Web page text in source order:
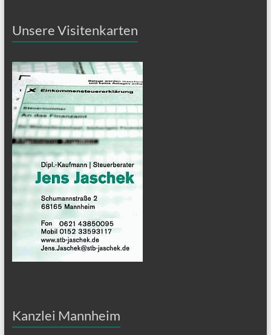
Unsere Visitenkarten
Kanzlei Mannheim